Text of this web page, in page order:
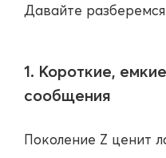
Давайте
1. Короткие,
сообщения
Поколение Z ценит